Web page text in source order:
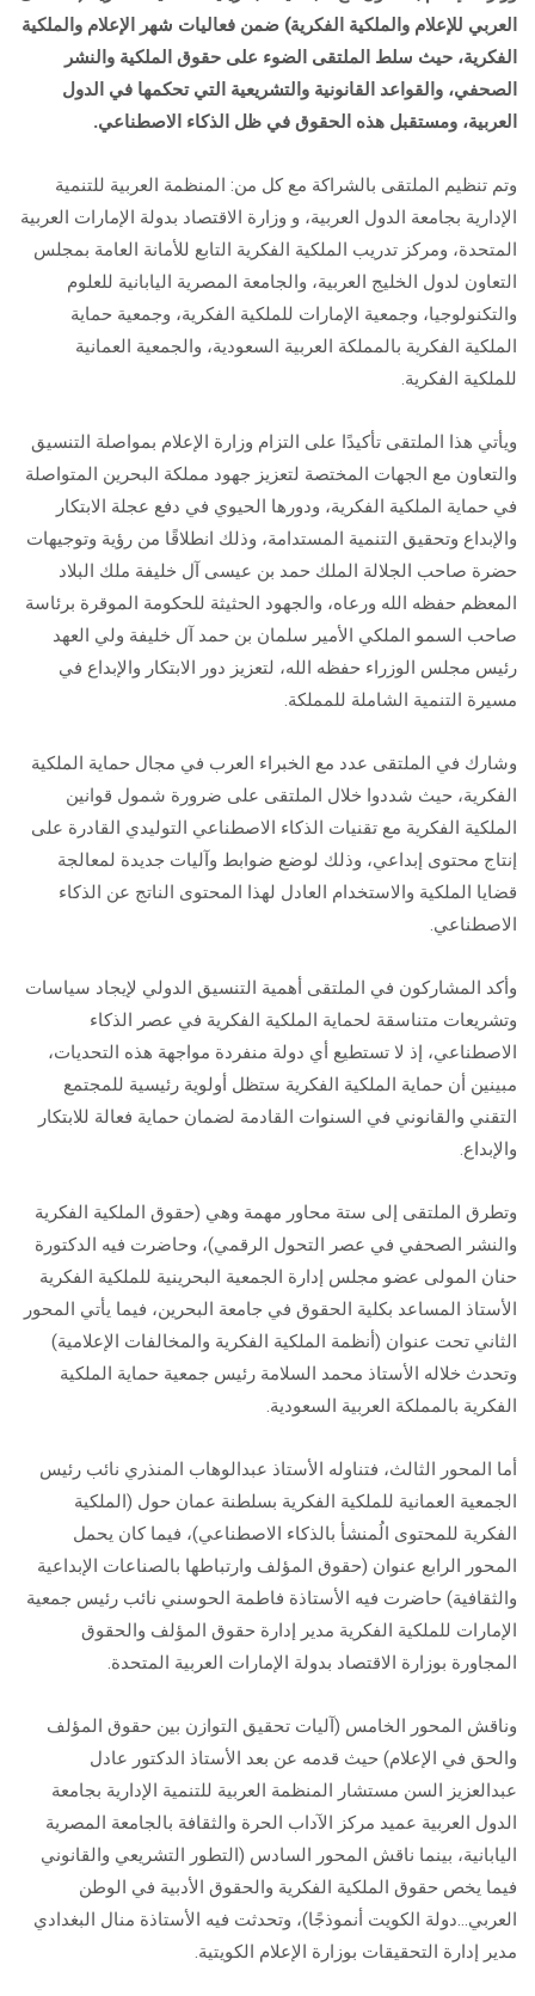
العربي للإعلام والملكية الفكرية) ضمن فعاليات شهر الإعلام والملكية
الفكرية، حيث سلط الملتقى الضوء على حقوق الملكية والنشر
الصحفي، والقواعد القانونية والتشريعية التي تحكمها في الدول
العربية، ومستقبل هذه الحقوق في ظل الذكاء الاصطناعي.
وتم تنظيم الملتقى بالشراكة مع كل من: المنظمة العربية للتنمية
الإدارية بجامعة الدول العربية، و وزارة الاقتصاد بدولة الإمارات العربية
المتحدة، ومركز تدريب الملكية الفكرية التابع للأمانة العامة بمجلس
التعاون لدول الخليج العربية، والجامعة المصرية اليابانية للعلوم
والتكنولوجيا، وجمعية الإمارات للملكية الفكرية، وجمعية حماية
الملكية الفكرية بالمملكة العربية السعودية، والجمعية العمانية
للملكية الفكرية.
ويأتي هذا الملتقى تأكيدًا على التزام وزارة الإعلام بمواصلة التنسيق
والتعاون مع الجهات المختصة لتعزيز جهود مملكة البحرين المتواصلة
في حماية الملكية الفكرية، ودورها الحيوي في دفع عجلة الابتكار
والإبداع وتحقيق التنمية المستدامة، وذلك انطلاقًا من رؤية وتوجيهات
حضرة صاحب الجلالة الملك حمد بن عيسى آل خليفة ملك البلاد
المعظم حفظه الله ورعاه، والجهود الحثيثة للحكومة الموقرة برئاسة
صاحب السمو الملكي الأمير سلمان بن حمد آل خليفة ولي العهد
رئيس مجلس الوزراء حفظه الله، لتعزيز دور الابتكار والإبداع في
مسيرة التنمية الشاملة للمملكة.
وشارك في الملتقى عدد مع الخبراء العرب في مجال حماية الملكية
الفكرية، حيث شددوا خلال الملتقى على ضرورة شمول قوانين
الملكية الفكرية مع تقنيات الذكاء الاصطناعي التوليدي القادرة على
إنتاج محتوى إبداعي، وذلك لوضع ضوابط وآليات جديدة لمعالجة
قضايا الملكية والاستخدام العادل لهذا المحتوى الناتج عن الذكاء
الاصطناعي.
وأكد المشاركون في الملتقى أهمية التنسيق الدولي لإيجاد سياسات
وتشريعات متناسقة لحماية الملكية الفكرية في عصر الذكاء
الاصطناعي، إذ لا تستطيع أي دولة منفردة مواجهة هذه التحديات،
مبينين أن حماية الملكية الفكرية ستظل أولوية رئيسية للمجتمع
التقني والقانوني في السنوات القادمة لضمان حماية فعالة للابتكار
والإبداع.
وتطرق الملتقى إلى ستة محاور مهمة وهي (حقوق الملكية الفكرية
والنشر الصحفي في عصر التحول الرقمي)، وحاضرت فيه الدكتورة
حنان المولى عضو مجلس إدارة الجمعية البحرينية للملكية الفكرية
الأستاذ المساعد بكلية الحقوق في جامعة البحرين، فيما يأتي المحور
الثاني تحت عنوان (أنظمة الملكية الفكرية والمخالفات الإعلامية)
وتحدث خلاله الأستاذ محمد السلامة رئيس جمعية حماية الملكية
الفكرية بالمملكة العربية السعودية.
أما المحور الثالث، فتناوله الأستاذ عبدالوهاب المنذري نائب رئيس
الجمعية العمانية للملكية الفكرية بسلطنة عمان حول (الملكية
الفكرية للمحتوى الُمنشأ بالذكاء الاصطناعي)، فيما كان يحمل
المحور الرابع عنوان (حقوق المؤلف وارتباطها بالصناعات الإبداعية
والثقافية) حاضرت فيه الأستاذة فاطمة الحوسني نائب رئيس جمعية
الإمارات للملكية الفكرية مدير إدارة حقوق المؤلف والحقوق
المجاورة بوزارة الاقتصاد بدولة الإمارات العربية المتحدة.
وناقش المحور الخامس (آليات تحقيق التوازن بين حقوق المؤلف
والحق في الإعلام) حيث قدمه عن بعد الأستاذ الدكتور عادل
عبدالعزيز السن مستشار المنظمة العربية للتنمية الإدارية بجامعة
الدول العربية عميد مركز الآداب الحرة والثقافة بالجامعة المصرية
اليابانية، بينما ناقش المحور السادس (التطور التشريعي والقانوني
فيما يخص حقوق الملكية الفكرية والحقوق الأدبية في الوطن
العربي…دولة الكويت أنموذجًا)، وتحدثت فيه الأستاذة منال البغدادي
مدير إدارة التحقيقات بوزارة الإعلام الكويتية.